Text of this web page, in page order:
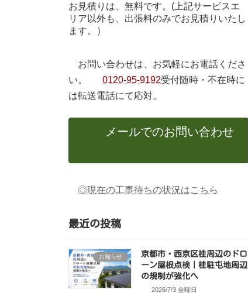
お見積りは、無料です。(上記サービスエ
リア以外も、出張料のみでお見積りいたし
ます。）
お問い合わせは、お気軽にお電話くださ
い。
0120-95-9192受付随時・不在時に
は転送電話にて応対。
メールでのお問い合わせ
◎現在の工事待ちの状況はこちら
最近の投稿
お知らせ
京都市・西京区桂周辺のドロ
ーン屋根点検｜桂駐屯地周辺
の規制が強化へ
2026/7/3 金曜日